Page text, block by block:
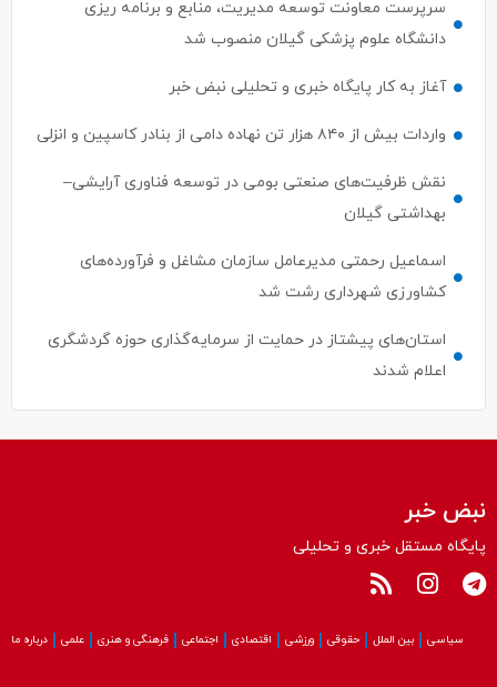
آغاز به کار پایگاه خبری و تحلیلی نبض خبر
واردات بیش از ۸۴۰ هزار تن نهاده دامی از بنادر كاسپین و انزلی
نقش ظرفیت‌های صنعتی بومی در توسعه فناوری آرایشی–
بهداشتی گیلان
اسماعیل رحمتی مدیرعامل سازمان مشاغل و فرآورده‌های
استان‌های پیشتاز در حمایت از سرمایه‌گذاری حوزه گردشگری
پایگاه مستقل خبری و تحلیلی
سیاسی بین الملل